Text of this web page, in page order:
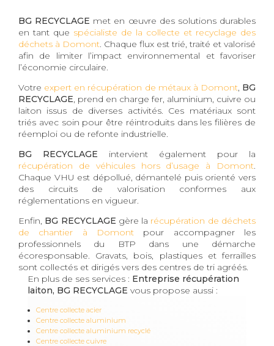
BG RECYCLAGE met en œuvre des solutions durables
en tant que spécialiste de la collecte et recyclage des
déchets à Domont. Chaque flux est trié, traité et valorisé
afin de limiter l’impact environnemental et favoriser
l’économie circulaire.
Votre expert en récupération de métaux à Domont, BG
RECYCLAGE, prend en charge fer, aluminium, cuivre ou
laiton issus de diverses activités. Ces matériaux sont
triés avec soin pour être réintroduits dans les filières de
réemploi ou de refonte industrielle.
BG RECYCLAGE intervient également pour la
récupération de véhicules hors d’usage à Domont.
Chaque VHU est dépollué, démantelé puis orienté vers
des circuits de valorisation conformes aux
réglementations en vigueur.
Enfin, BG RECYCLAGE gère la récupération de déchets
de chantier à Domont pour accompagner les
professionnels du BTP dans une démarche
écoresponsable. Gravats, bois, plastiques et ferrailles
sont collectés et dirigés vers des centres de tri agréés.
En plus de ses services : Entreprise récupération
laiton, BG RECYCLAGE vous propose aussi :
Centre collecte acier
Centre collecte aluminium
Centre collecte aluminium recyclé
Centre collecte cuivre